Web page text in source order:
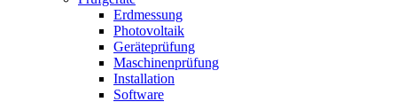
Erdmessung
Photovoltaik
Geräteprüfung
Maschinenprüfung
Installation
Software